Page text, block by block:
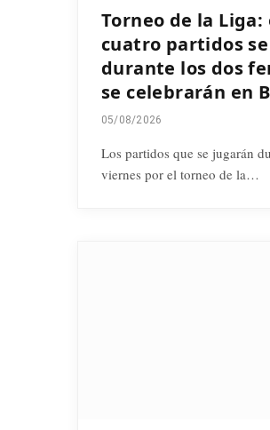
Torneo de la Liga:
cuatro partidos
durante los dos
se celebrarán en
05/08/2026
Los partidos que se jugarán
viernes por el torneo de la…